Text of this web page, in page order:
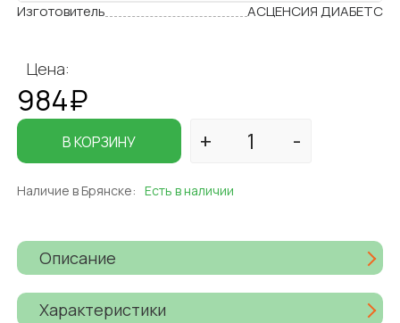
Изготовитель АСЦЕНСИЯ ДИАБЕТС
Цена:
984₽
В КОРЗИНУ
Наличие в Брянске: Есть в наличии
Описание
Характеристики